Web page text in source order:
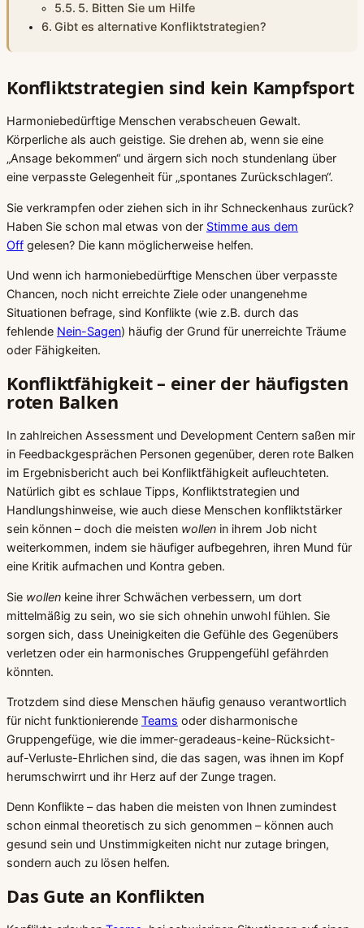
5. Bitten Sie um Hilfe
Gibt es alternative Konfliktstrategien?
Konfliktstrategien sind kein Kampfsport
Harmoniebedürftige Menschen verabscheuen Gewalt.
Körperliche als auch geistige. Sie drehen ab, wenn sie eine
„Ansage bekommen“ und ärgern sich noch stundenlang über
eine verpasste Gelegenheit für „spontanes Zurückschlagen“.
Sie verkrampfen oder ziehen sich in ihr Schneckenhaus zurück?
Haben Sie schon mal etwas von der Stimme aus dem
Off gelesen? Die kann möglicherweise helfen.
Und wenn ich harmoniebedürftige Menschen über verpasste
Chancen, noch nicht erreichte Ziele oder unangenehme
Situationen befrage, sind Konflikte (wie z.B. durch das
fehlende Nein-Sagen) häufig der Grund für unerreichte Träume
oder Fähigkeiten.
Konfliktfähigkeit – einer der häufigsten
roten Balken
In zahlreichen Assessment und Development Centern saßen mir
in Feedbackgesprächen Personen gegenüber, deren rote Balken
im Ergebnisbericht auch bei Konfliktfähigkeit aufleuchteten.
Natürlich gibt es schlaue Tipps, Konfliktstrategien und
Handlungshinweise, wie auch diese Menschen konfliktstärker
sein können – doch die meisten wollen in ihrem Job nicht
weiterkommen, indem sie häufiger aufbegehren, ihren Mund für
eine Kritik aufmachen und Kontra geben.
Sie wollen keine ihrer Schwächen verbessern, um dort
mittelmäßig zu sein, wo sie sich ohnehin unwohl fühlen. Sie
sorgen sich, dass Uneinigkeiten die Gefühle des Gegenübers
verletzen oder ein harmonisches Gruppengefühl gefährden
könnten.
Trotzdem sind diese Menschen häufig genauso verantwortlich
für nicht funktionierende Teams oder disharmonische
Gruppengefüge, wie die immer-geradeaus-keine-Rücksicht-
auf-Verluste-Ehrlichen sind, die das sagen, was ihnen im Kopf
herumschwirrt und ihr Herz auf der Zunge tragen.
Denn Konflikte – das haben die meisten von Ihnen zumindest
schon einmal theoretisch zu sich genommen – können auch
gesund sein und Unstimmigkeiten nicht nur zutage bringen,
sondern auch zu lösen helfen.
Das Gute an Konflikten